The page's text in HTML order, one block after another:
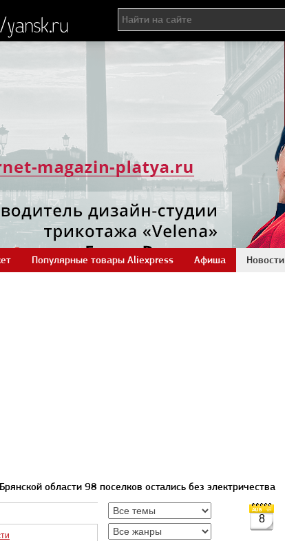
Популярные товары Aliexpress Афиша Новости
области 98 поселков остались без электричества
8